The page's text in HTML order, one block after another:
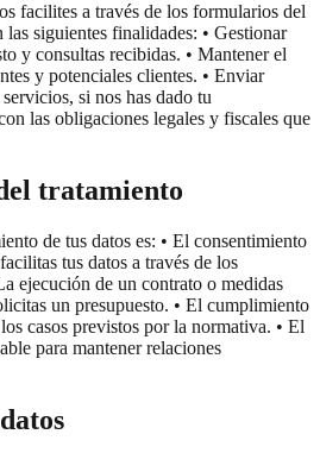
facilites a través de los formularios del
siguientes finalidades: • Gestionar
y consultas recibidas. • Mantener el
y potenciales clientes. • Enviar
si nos has dado tu
las obligaciones legales y fiscales que
tratamiento
de tus datos es: • El consentimiento
tus datos a través de los
ejecución de un contrato o medidas
un presupuesto. • El cumplimiento
casos previstos por la normativa. • El
para mantener relaciones